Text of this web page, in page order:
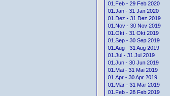
01.Feb - 29 Feb 2020
01.Jan - 31 Jan 2020
01.Dez - 31 Dez 2019
01.Nov - 30 Nov 2019
01.Okt - 31 Okt 2019
01.Sep - 30 Sep 2019
01.Aug - 31 Aug 2019
01.Jul - 31 Jul 2019
01.Jun - 30 Jun 2019
01.Mai - 31 Mai 2019
01.Apr - 30 Apr 2019
01.Mär - 31 Mär 2019
01.Feb - 28 Feb 2019